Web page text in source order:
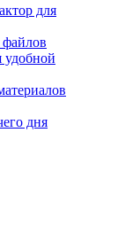
для
удобной
дня